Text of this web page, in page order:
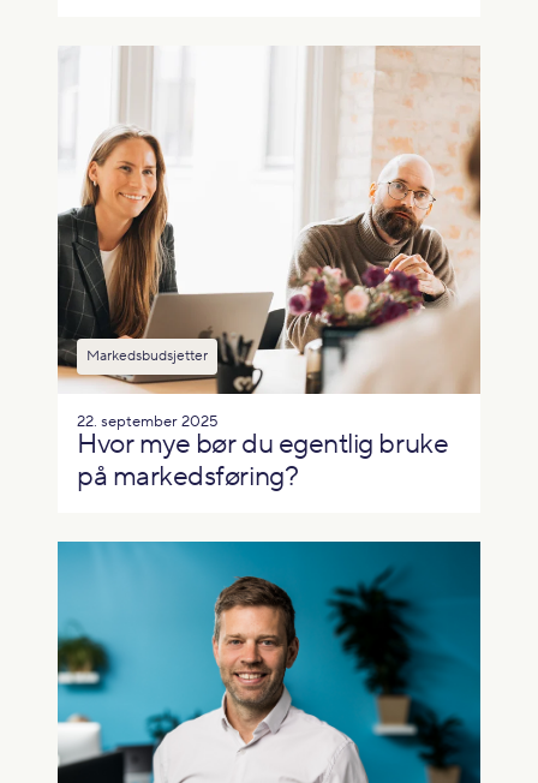
Markedsbudsjetter
22. september 2025
Hvor mye bør du egentlig bruke
på markedsføring?